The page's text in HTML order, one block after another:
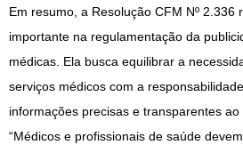
Em resumo, a Resolução CFM Nº 2.336
importante na regulamentação da
médicas. Ela busca equilibrar a
serviços médicos com a
informações precisas e transparentes ao
“Médicos e profissionais de saúde